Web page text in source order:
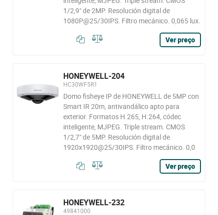
1/2,9" de 2MP. Resolución digital de
1080P@25/30IPS. Filtro mecánico. 0,065 lux.
Ver preço
HONEYWELL-204
HC30WF5R1
Domo fisheye IP de HONEYWELL de 5MP con
Smart IR 20m, antivandálico apto para
exterior. Formatos H.265, H.264, códec
inteligente, MJPEG. Triple stream. CMOS
1/2,7" de 5MP. Resolución digital de
1920x1920@25/30IPS. Filtro mecánico. 0,0
Ver preço
HONEYWELL-232
49841000